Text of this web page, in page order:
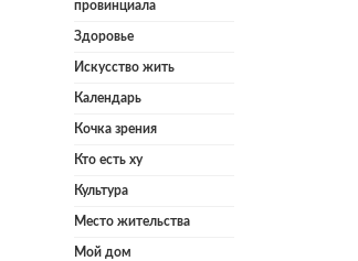
провинциала
Здоровье
Искусство жить
Календарь
Кочка зрения
Кто есть ху
Культура
Место жительства
Мой дом